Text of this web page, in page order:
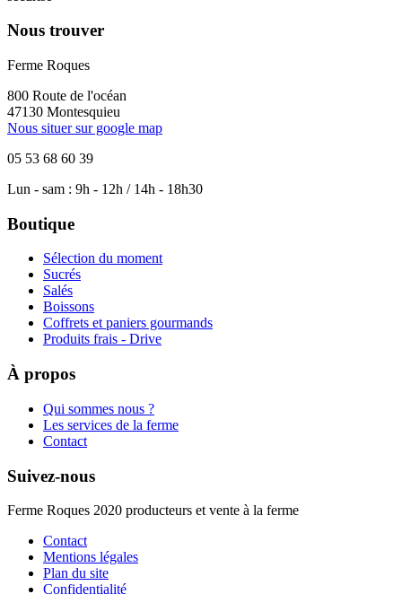
Nous trouver
Ferme Roques
800 Route de l'océan
47130 Montesquieu
Nous situer sur google map
05 53 68 60 39
Lun - sam : 9h - 12h / 14h - 18h30
Boutique
Sélection du moment
Sucrés
Salés
Boissons
Coffrets et paniers gourmands
Produits frais - Drive
À propos
Qui sommes nous ?
Les services de la ferme
Contact
Suivez-nous
Ferme Roques 2020 producteurs et vente à la ferme
Contact
Mentions légales
Plan du site
Confidentialité